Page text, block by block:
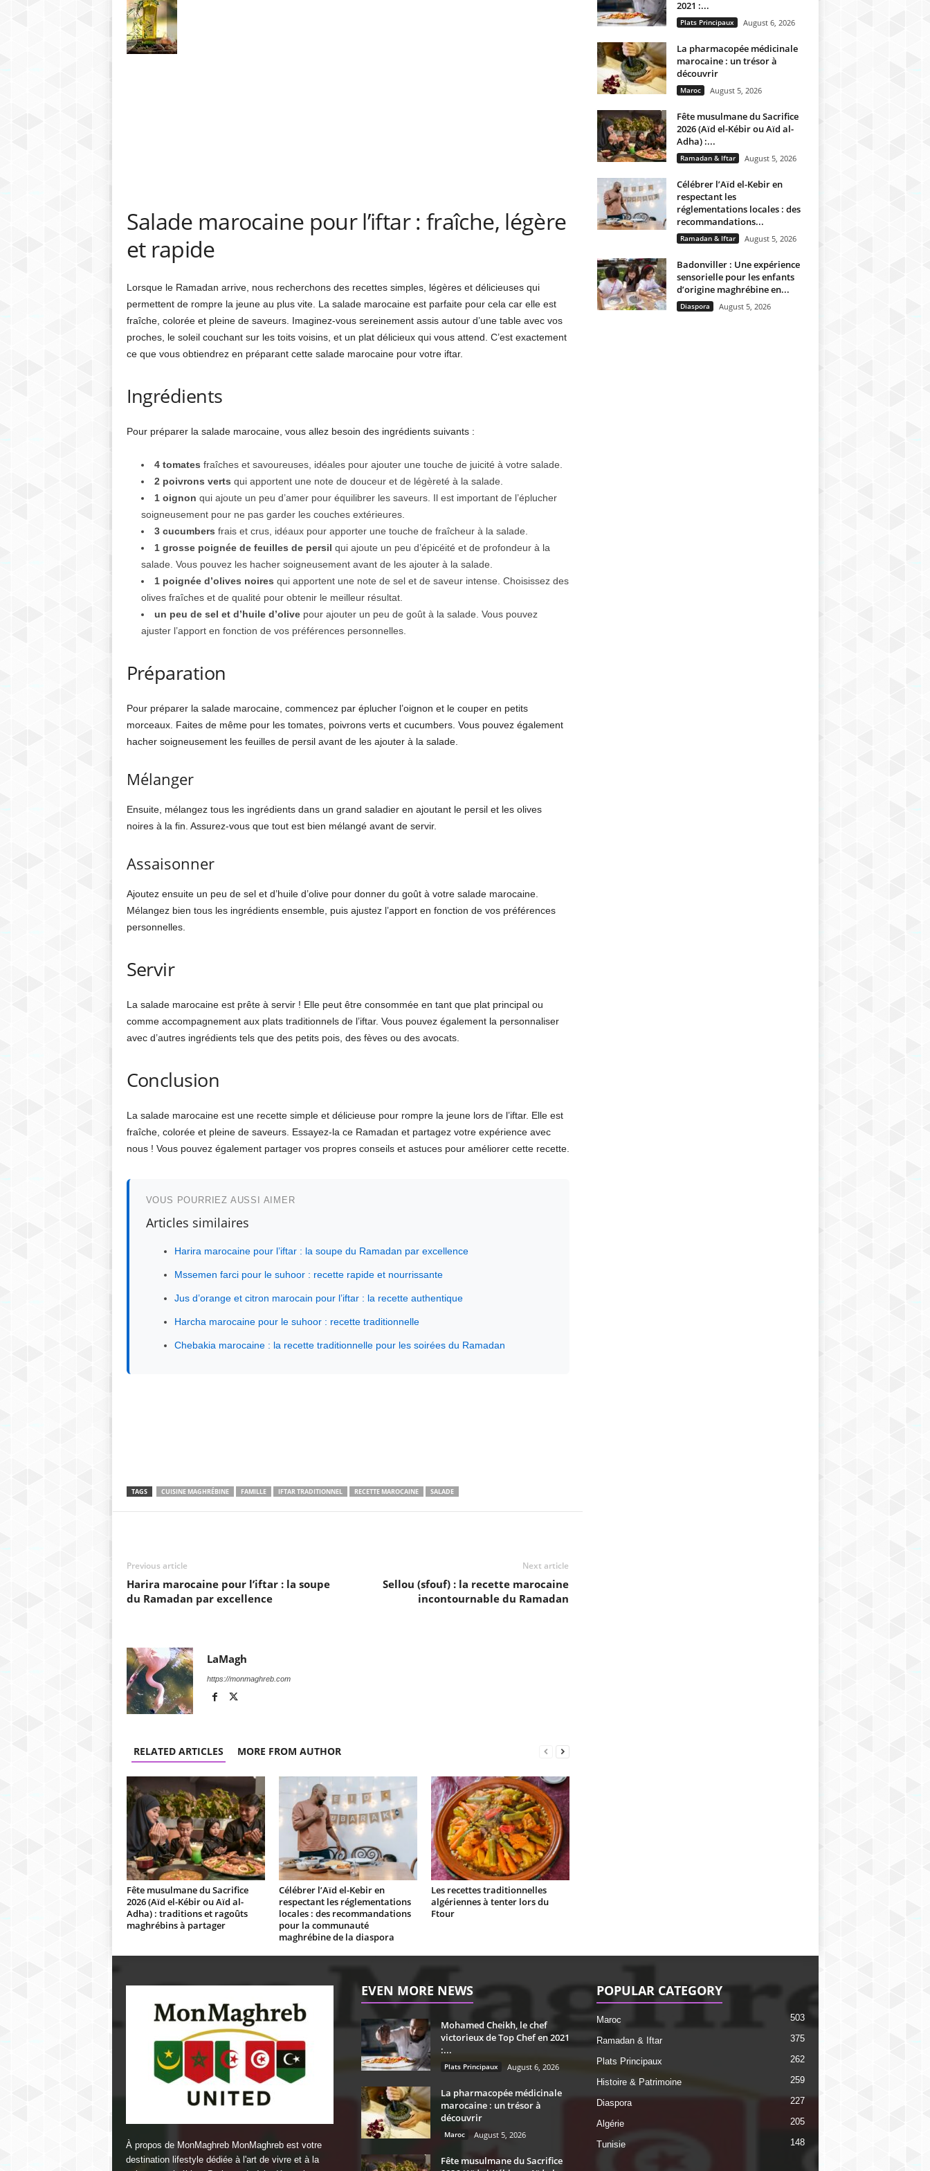
Salade marocaine pour l’iftar : fraîche, légère
et rapide
Lorsque le Ramadan arrive, nous recherchons des recettes simples, légères et délicieuses qui
permettent de rompre la jeune au plus vite. La salade marocaine est parfaite pour cela car elle est
fraîche, colorée et pleine de saveurs. Imaginez-vous sereinement assis autour d’une table avec vos
proches, le soleil couchant sur les toits voisins, et un plat délicieux qui vous attend. C’est exactement
ce que vous obtiendrez en préparant cette salade marocaine pour votre iftar.
Ingrédients
Pour préparer la salade marocaine, vous allez besoin des ingrédients suivants :
4 tomates fraîches et savoureuses, idéales pour ajouter une touche de juicité à votre salade.
2 poivrons verts qui apportent une note de douceur et de légèreté à la salade.
1 oignon qui ajoute un peu d’amer pour équilibrer les saveurs. Il est important de l’éplucher
soigneusement pour ne pas garder les couches extérieures.
3 cucumbers frais et crus, idéaux pour apporter une touche de fraîcheur à la salade.
1 grosse poignée de feuilles de persil qui ajoute un peu d’épicéité et de profondeur à la
salade. Vous pouvez les hacher soigneusement avant de les ajouter à la salade.
1 poignée d’olives noires qui apportent une note de sel et de saveur intense. Choisissez des
olives fraîches et de qualité pour obtenir le meilleur résultat.
un peu de sel et d’huile d’olivepour ajouter un peu de goût à la salade. Vous pouvez
ajuster l’apport en fonction de vos préférences personnelles.
Préparation
Pour préparer la salade marocaine, commencez par éplucher l’oignon et le couper en petits
morceaux. Faites de même pour les tomates, poivrons verts et cucumbers. Vous pouvez également
hacher soigneusement les feuilles de persil avant de les ajouter à la salade.
Mélanger
Ensuite, mélangez tous les ingrédients dans un grand saladier en ajoutant le persil et les olives
noires à la fin. Assurez-vous que tout est bien mélangé avant de servir.
Assaisonner
Ajoutez ensuite un peu de sel et d’huile d’olive pour donner du goût à votre salade marocaine.
Mélangez bien tous les ingrédients ensemble, puis ajustez l’apport en fonction de vos préférences
personnelles.
Servir
La salade marocaine est prête à servir ! Elle peut être consommée en tant que plat principal ou
comme accompagnement aux plats traditionnels de l’iftar. Vous pouvez également la personnaliser
avec d’autres ingrédients tels que des petits pois, des fèves ou des avocats.
Conclusion
La salade marocaine est une recette simple et délicieuse pour rompre la jeune lors de l’iftar. Elle est
fraîche, colorée et pleine de saveurs. Essayez-la ce Ramadan et partagez votre expérience avec
nous ! Vous pouvez également partager vos propres conseils et astuces pour améliorer cette recette.
VOUS POURRIEZ AUSSI AIMER
Articles similaires
Harira marocaine pour l’iftar : la soupe du Ramadan par excellence
Mssemen farci pour le suhoor : recette rapide et nourrissante
Jus d’orange et citron marocain pour l’iftar : la recette authentique
Harcha marocaine pour le suhoor : recette traditionnelle
Chebakia marocaine : la recette traditionnelle pour les soirées du Ramadan
TAGS CUISINE MAGHRÉBINE FAMILLE IFTAR TRADITIONNEL RECETTE MAROCAINE SALADE
Previous article
Harira marocaine pour l’iftar : la soupe
du Ramadan par excellence
Next article
Sellou (sfouf) : la recette marocaine
incontournable du Ramadan
LaMagh
https://monmaghreb.com
RELATED ARTICLES MORE FROM AUTHOR
Fête musulmane du Sacrifice
2026 (Aïd el-Kébir ou Aïd al-
Adha) : traditions et ragoûts
maghrébins à partager
Célébrer l’Aïd el-Kebir en
respectant les réglementations
locales : des recommandations
pour la communauté
maghrébine de la diaspora
Les recettes traditionnelles
algériennes à tenter lors du
Ftour
2021 :...
Plats Principaux August 6, 2026
La pharmacopée médicinale
marocaine : un trésor à
découvrir
Maroc August 5, 2026
Fête musulmane du Sacrifice
2026 (Aïd el-Kébir ou Aïd al-
Adha) :...
Ramadan & Iftar August 5, 2026
Célébrer l’Aïd el-Kebir en
respectant les
réglementations locales : des
recommandations...
Ramadan & Iftar August 5, 2026
Badonviller : Une expérience
sensorielle pour les enfants
d’origine maghrébine en...
Diaspora August 5, 2026
À propos de MonMaghreb MonMaghreb est votre
destination lifestyle dédiée à l'art de vivre et à la
EVEN MORE NEWS
Mohamed Cheikh, le chef
victorieux de Top Chef en 2021
:...
Plats Principaux August 6, 2026
La pharmacopée médicinale
marocaine : un trésor à
découvrir
Maroc August 5, 2026
Fête musulmane du Sacrifice
POPULAR CATEGORY
Maroc 503
Ramadan & Iftar 375
Plats Principaux 262
Histoire & Patrimoine 259
Diaspora 227
Algérie 205
Tunisie 148